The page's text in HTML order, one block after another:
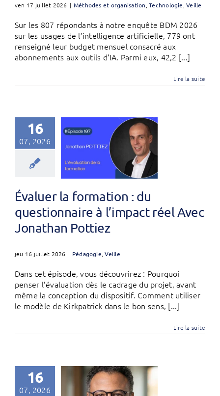
ven 17 juillet 2026 | Méthodes et organisation ,Technologie ,Veille
Sur les 807 répondants à notre enquête BDM 2026
sur les usages de l’intelligence artificielle, 779 ont
renseigné leur budget mensuel consacré aux
abonnements aux outils d’IA. Parmi eux, 42,2 [...]
Lire la suite
16
07, 2026
Évaluer la formation : du
questionnaire à l’impact réel Avec
Jonathan Pottiez
jeu 16 juillet 2026 | Pédagogie,Veille
Dans cet épisode, vous découvrirez : Pourquoi
penser l’évaluation dès le cadrage du projet, avant
même la conception du dispositif. Comment utiliser
le modèle de Kirkpatrick dans le bon sens, [...]
Lire la suite
16
07, 2026